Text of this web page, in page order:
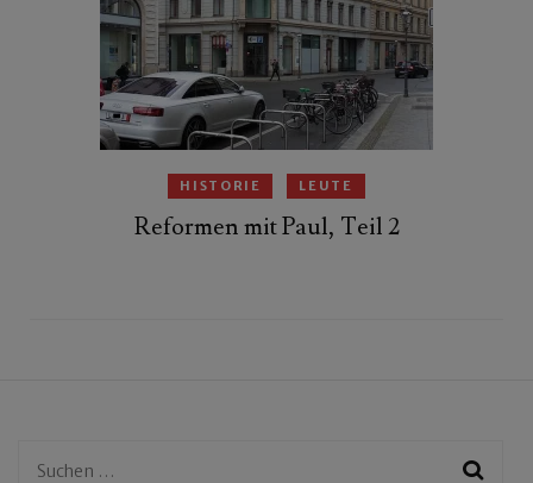
HISTORIE LEUTE
Reformen mit Paul, Teil 2
Suchen